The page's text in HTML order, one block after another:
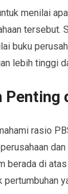
menilai
tersebut.
buku
lebih tinggi
rasio
berada di